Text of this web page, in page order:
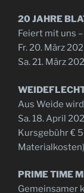
20 JAHRE
Feiert mit uns
Fr. 20. März
Sa. 21. März
Aus Weide
Sa. 18. April
Kursgebühr €
Materialkosten)
PRIME TIME
Gemeinsamer